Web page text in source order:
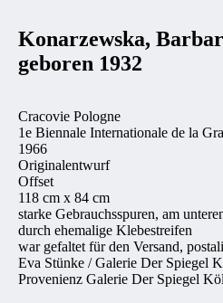
Konarzewska,
geboren 1932
Cracovie Pologne
1e Biennale Internationale de la
1966
Originalentwurf
Offset
118 cm x 84 cm
starke Gebrauchsspuren, am
durch ehemalige Klebestreifen
war gefaltet für den Versand,
Eva Stünke / Galerie Der Spiegel
Provenienz Galerie Der Spiegel